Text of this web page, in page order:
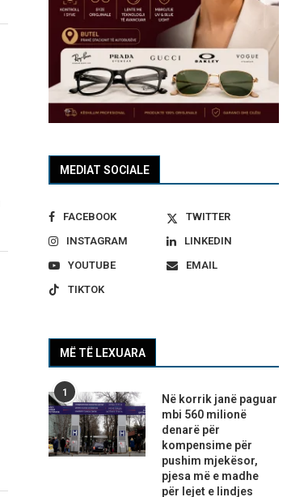
MEDIAT SOCIALE
FACEBOOK
TWITTER
INSTAGRAM
LINKEDIN
YOUTUBE
EMAIL
TIKTOK
MË TË LEXUARA
1
Në korrik janë paguar
mbi 560 milionë
denarë për
kompensime për
pushim mjekësor,
pjesa më e madhe
për lejet e lindjes